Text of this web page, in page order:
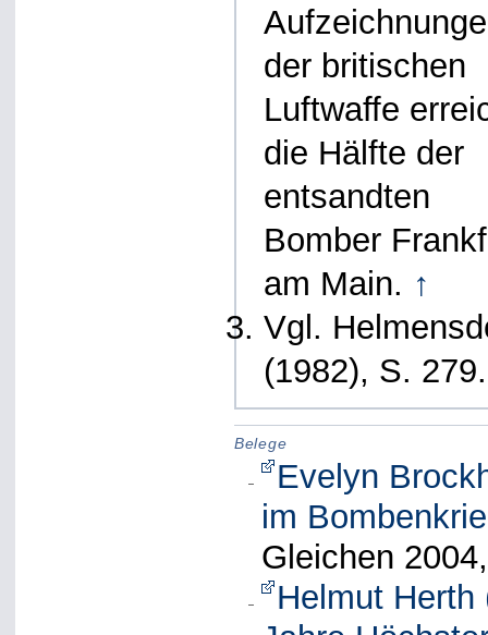
der britischen
Luftwaffe
die Hälfte der
entsandten
Bomber
am Main. ↑
Vgl.
(1982), S.
Belege
Evelyn
im
Gleichen
Helmut Herth